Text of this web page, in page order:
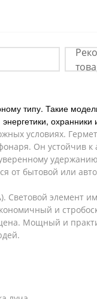
типу. Такие
охранники
условиях.
Он устойчив к
от бытовой или
Световой элемент
и
цена. Мощный и